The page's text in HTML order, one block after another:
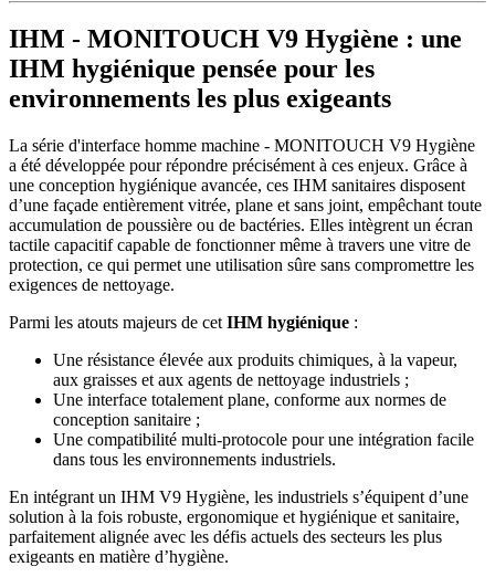
IHM - MONITOUCH V9 Hygiène : une
IHM hygiénique pensée pour les
environnements les plus exigeants
La série d'interface homme machine - MONITOUCH V9 Hygiène
a été développée pour répondre précisément à ces enjeux. Grâce à
une conception hygiénique avancée, ces IHM sanitaires disposent
d’une façade entièrement vitrée, plane et sans joint, empêchant toute
accumulation de poussière ou de bactéries. Elles intègrent un écran
tactile capacitif capable de fonctionner même à travers une vitre de
protection, ce qui permet une utilisation sûre sans compromettre les
exigences de nettoyage.
Parmi les atouts majeurs de cet IHM hygiénique :
Une résistance élevée aux produits chimiques, à la vapeur,
aux graisses et aux agents de nettoyage industriels ;
Une interface totalement plane, conforme aux normes de
conception sanitaire ;
Une compatibilité multi-protocole pour une intégration facile
dans tous les environnements industriels.
En intégrant un IHM V9 Hygiène, les industriels s’équipent d’une
solution à la fois robuste, ergonomique et hygiénique et sanitaire,
parfaitement alignée avec les défis actuels des secteurs les plus
exigeants en matière d’hygiène.